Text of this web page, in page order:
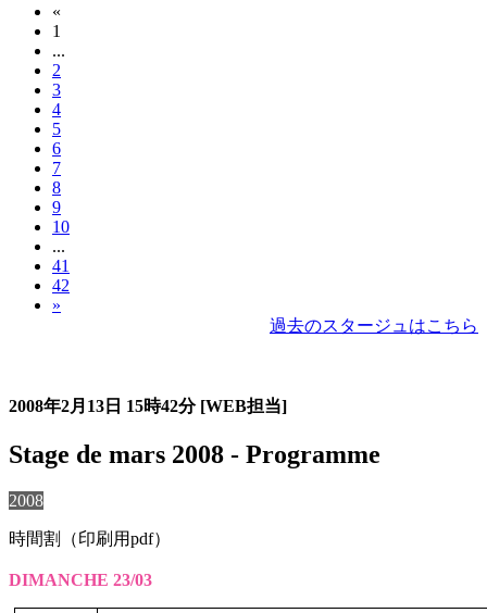
«
1
...
2
3
4
5
6
7
8
9
10
...
41
42
»
過去のスタージュはこちら
2008年2月13日 15時42分 [WEB担当]
Stage de mars 2008 - Programme
2008
時間割（印刷用pdf）
DIMANCHE 23/03